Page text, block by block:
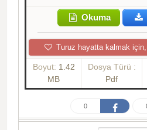
Okuma
Turuz hayatta kalmak için,
Boyut: 1.42
MB
Dosya Türü :
Pdf
0